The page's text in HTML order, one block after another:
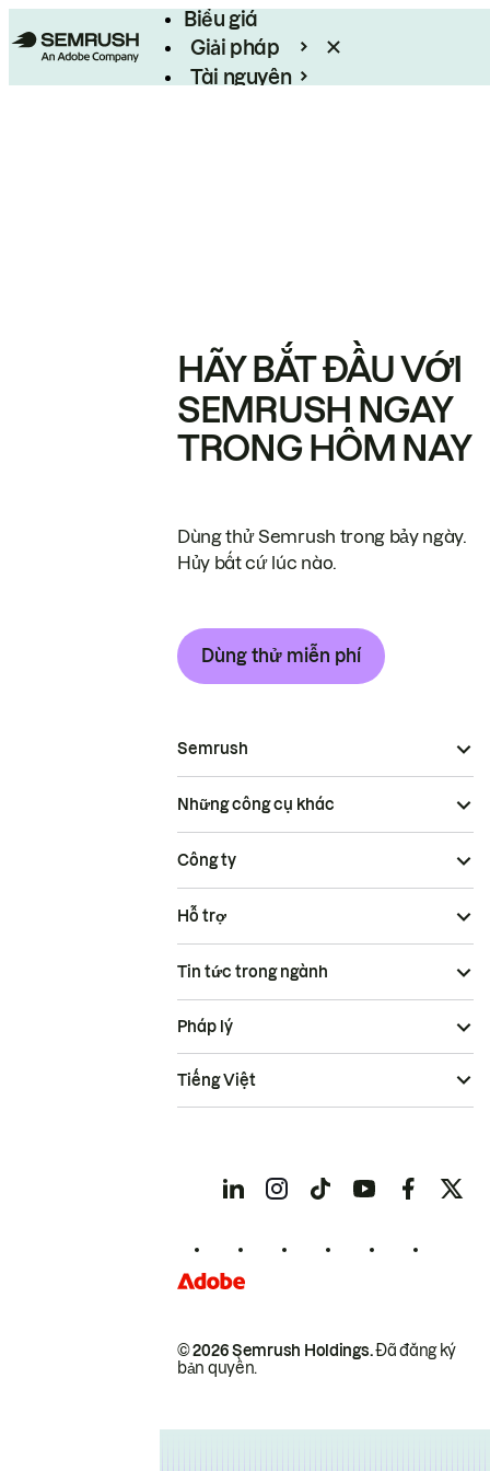
Biểu giá
Giải pháp
Tài nguyên
HÃY BẮT ĐẦU VỚI
SEMRUSH NGAY
TRONG HÔM NAY
Dùng thử Semrush trong bảy ngày.
Hủy bất cứ lúc nào.
Dùng thử miễn phí
Semrush
Những công cụ khác
Công ty
Hỗ trợ
Tin tức trong ngành
© 2026 Semrush Holdings.Đã đăng ký
bản quyền.
Pháp lý
Tiếng Việt